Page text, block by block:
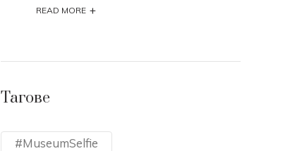
READ MORE +
Тагове
#MuseumSelfie